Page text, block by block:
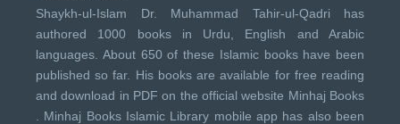
Shaykh-ul-Islam Dr. Muhammad Tahir-ul-Qadri has
authored 1000 books in Urdu, English and Arabic
languages. About 650 of these Islamic books have been
published so far. His books are available for free reading
and download in PDF on the official website Minhaj Books
Minhaj Books Islamic Library mobile app has also been